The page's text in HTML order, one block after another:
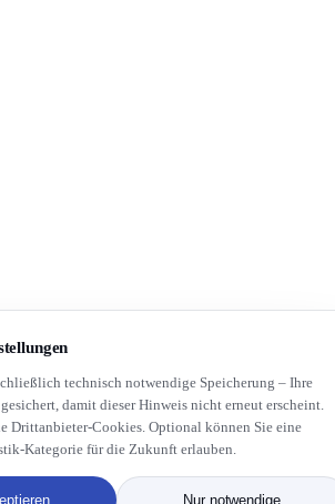
technisch notwendige Speicherung – Ihre
damit dieser Hinweis nicht erneut erscheint.
Drittanbieter-Cookies. Optional können Sie eine
Kategorie für die Zukunft erlauben.
Nur notwendige